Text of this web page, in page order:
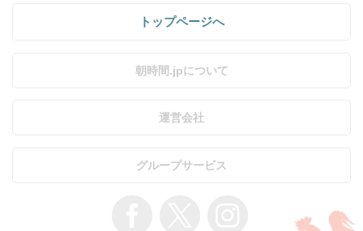
トップページへ
朝時間.jpについて
運営会社
グループサービス